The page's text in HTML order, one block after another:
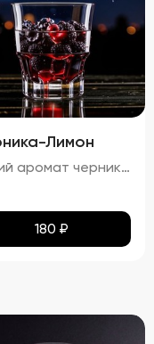
Лимон
Яркий аромат черники и лимона с тонкими нотками сладости.процент спирта в настойке "Черника-Лимон" составляет приблизительно 25,81%.
180 ₽